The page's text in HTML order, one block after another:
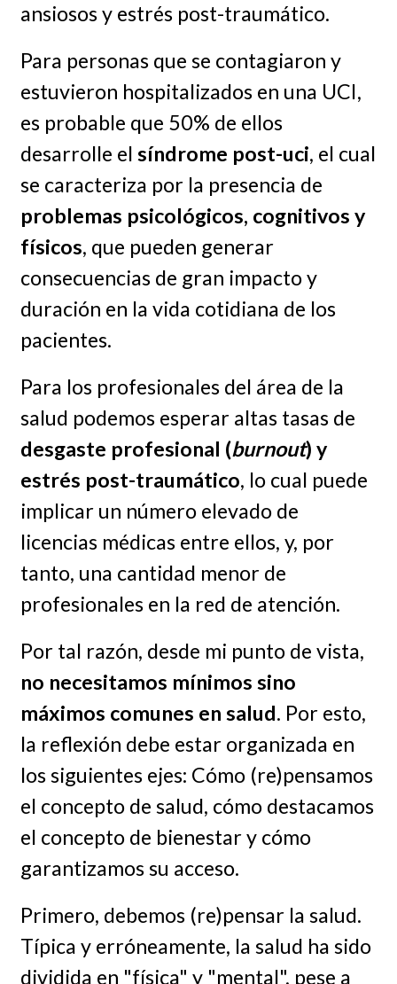
ansiosos y estrés post-traumático.
Para personas que se contagiaron y
estuvieron hospitalizados en una UCI,
es probable que 50% de ellos
desarrolle el síndrome post-uci, el cual
se caracteriza por la presencia de
problemas psicológicos, cognitivos y
físicos, que pueden generar
consecuencias de gran impacto y
duración en la vida cotidiana de los
pacientes.
Para los profesionales del área de la
salud podemos esperar altas tasas de
desgaste profesional (burnout) y
estrés post-traumático, lo cual puede
implicar un número elevado de
licencias médicas entre ellos, y, por
tanto, una cantidad menor de
profesionales en la red de atención.
Por tal razón, desde mi punto de vista,
no necesitamos mínimos sino
máximos comunes en salud. Por esto,
la reflexión debe estar organizada en
los siguientes ejes: Cómo (re)pensamos
el concepto de salud, cómo destacamos
el concepto de bienestar y cómo
garantizamos su acceso.
Primero, debemos (re)pensar la salud.
Típica y erróneamente, la salud ha sido
dividida en "física" y "mental", pese a